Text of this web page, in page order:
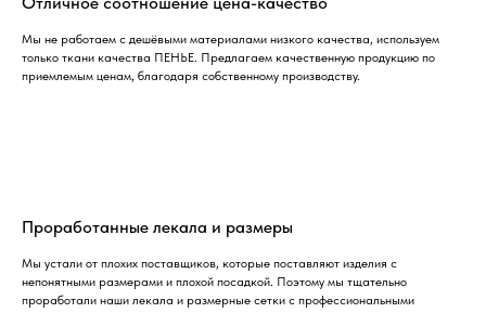
Мы не работаем с дешёвыми материалами низкого качества, используем
только ткани качества ПЕНЬЕ. Предлагаем качественную продукцию по
приемлемым ценам, благодаря собственному производству.
Проработанные лекала и размеры
Мы устали от плохих поставщиков, которые поставляют изделия с
непонятными размерами и плохой посадкой. Поэтому мы тщательно
проработали наши лекала и размерные сетки с профессиональными